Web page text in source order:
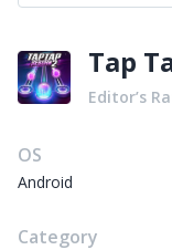
Tap
Editor’s
OS
Android
Category